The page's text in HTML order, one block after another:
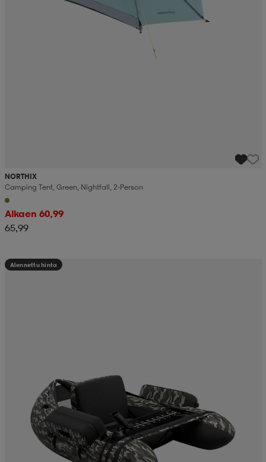
NORTHIX
Camping Tent, Green, Nightfall, 2-Person
Alkaen 60,99
65,99
Alennettu hinta